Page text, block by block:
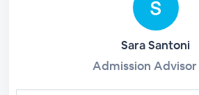
Sara Santoni
Admission Advisor